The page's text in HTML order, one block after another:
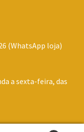
(WhatsApp loja)
a sexta-feira, das